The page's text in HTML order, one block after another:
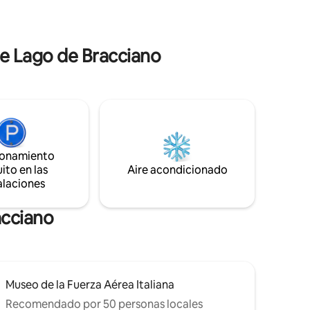
y
ducha y bañera, ropa de cama y toallas,
Lago de Bracciano
en las
Aire acondicionado
Museo de la Fuerza Aérea Italiana
Recomendado por 50 personas locales